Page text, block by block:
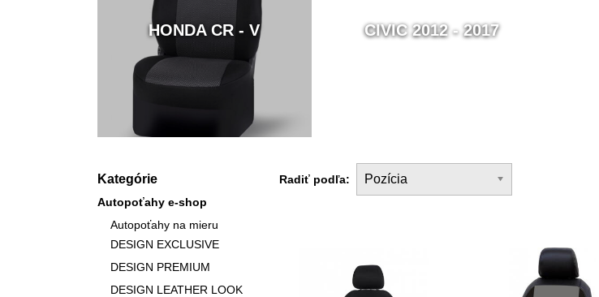
HONDA CR - V CIVIC 2012 - 2017
Radiť podľa: Pozícia
Kategórie
Autopoťahy e-shop
Autopoťahy na mieru
DESIGN EXCLUSIVE
DESIGN PREMIUM
DESIGN LEATHER LOOK